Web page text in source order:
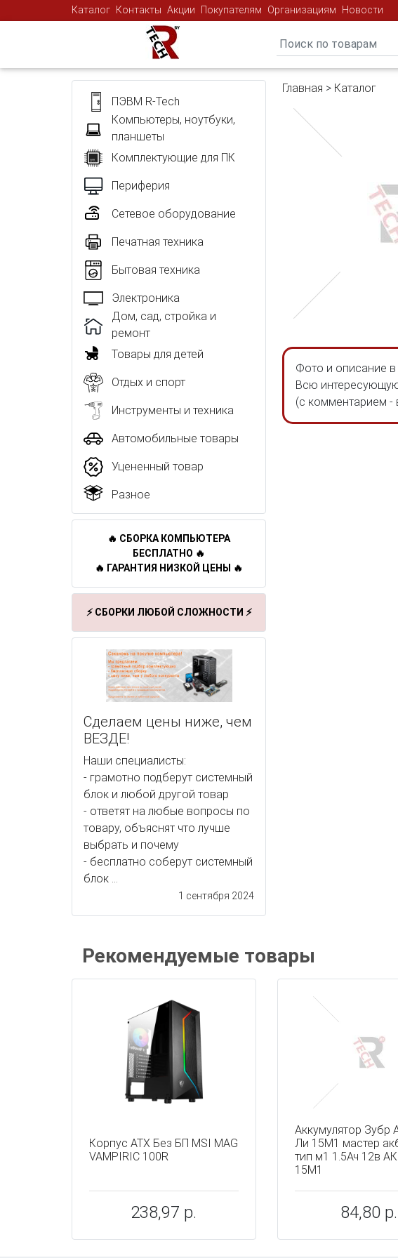
Каталог Контакты Акции Покупателям Организациям Новости
ПЭВМ R-Tech
Компьютеры, ноутбуки,
планшеты
Комплектующие для ПК
Периферия
Сетевое оборудование
Печатная техника
Бытовая техника
Электроника
Дом, сад, стройка и
ремонт
Товары для детей
Отдых и спорт
Инструменты и техника
Автомобильные товары
Уцененный товар
Разное
🔥 СБОРКА КОМПЬЮТЕРА
БЕСПЛАТНО 🔥
🔥 ГАРАНТИЯ НИЗКОЙ ЦЕНЫ 🔥
⚡ СБОРКИ ЛЮБОЙ СЛОЖНОСТИ ⚡
Сделаем цены ниже, чем
ВЕЗДЕ!
Наши специалисты:
- грамотно подберут системный
блок и любой другой товар
- ответят на любые вопросы по
товару, объяснят что лучше
выбрать и почему
- бесплатно соберут системный
блок ...
1 сентября 2024
Главная > Каталог
Фото и описание
Всю
(с комментарием -
Рекомендуемые товары
Корпус ATX Без БП MSI MAG
VAMPIRIC 100R
238,97 р.
Аккумулятор Зубр
Ли 15М1 мастер
тип м1 1.5Ач 12в
15М1
84,80 р.